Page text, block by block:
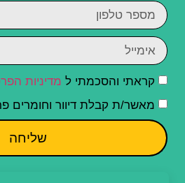
קראתי והסכמתי ל מדיניות
מאשר/ת קבלת דיוור וחומרים
שליחה